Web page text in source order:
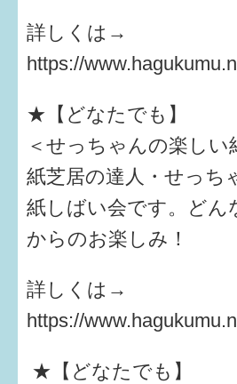
詳しくは→
https://
★【どなたでも】
＜せっちゃんの楽し
紙芝居の達人・せっち
紙しばい会です。どん
からのお楽しみ！
詳しくは→
https://
★【どなたでも】